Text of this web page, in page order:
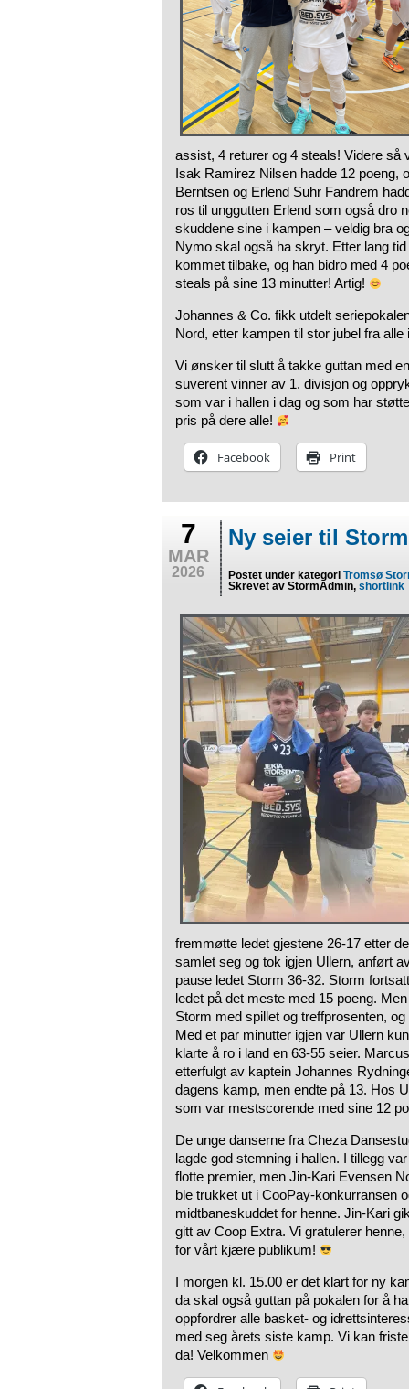
assist, 4 returer og 4 steals! Videre så
Isak Ramirez Nilsen hadde 12 poeng,
Berntsen og Erlend Suhr Fandrem
ros til unggutten Erlend som også dro
skuddene sine i kampen – veldig bra
Nymo skal også ha skryt. Etter lang
kommet tilbake, og han bidro med 4
steals på sine 13 minutter! Artig!
Johannes & Co. fikk utdelt
Nord, etter kampen til stor jubel fra
Vi ønsker til slutt å takke guttan med
suverent vinner av 1. divisjon og
som var i hallen i dag og som har
pris på dere alle!
Facebook Print
7
MAR
2026
Ny seier til Storm
Postet under kategoriTromsø
Skrevet av StormAdmin,shortlink
fremmøtte ledet gjestene 26-17 etter
samlet seg og tok igjen Ullern, anført
pause ledet Storm 36-32. Storm
ledet på det meste med 15 poeng.
Storm med spillet og treffprosenten,
Med et par minutter igjen var Ullern
klarte å ro i land en 63-55 seier.
etterfulgt av kaptein Johannes
dagens kamp, men endte på 13. Hos
som var mestscorende med sine 12
De unge danserne fra Cheza
lagde god stemning i hallen. I tillegg
flotte premier, men Jin-Kari Evensen
ble trukket ut i CooPay-konkurransen
midtbaneskuddet for henne. Jin-Kari
gitt av Coop Extra. Vi gratulerer
for vårt kjære publikum!
I morgen kl. 15.00 er det klart for ny
da skal også guttan på pokalen for å
oppfordrer alle basket- og
med seg årets siste kamp. Vi kan
da! Velkommen